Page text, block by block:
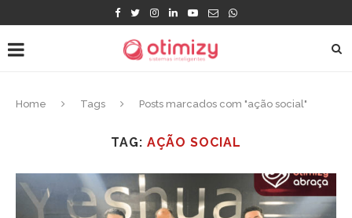
Home Tags Posts marcados com "ação social"
TAG: AÇÃO SOCIAL